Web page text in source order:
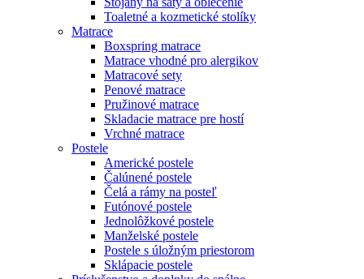
Toaletné a kozmetické stolíky
Matrace
Boxspring matrace
Matrace vhodné pro alergikov
Matracové sety
Penové matrace
Pružinové matrace
Skladacie matrace pre hostí
Vrchné matrace
Postele
Americké postele
Čalúnené postele
Čelá a rámy na posteľ
Futónové postele
Jednolôžkové postele
Manželské postele
Postele s úložným priestorom
Sklápacie postele